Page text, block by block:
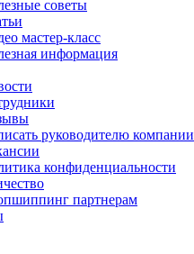
советы
мастер-класс
информация
руководителю компании
конфиденциальности
партнерам